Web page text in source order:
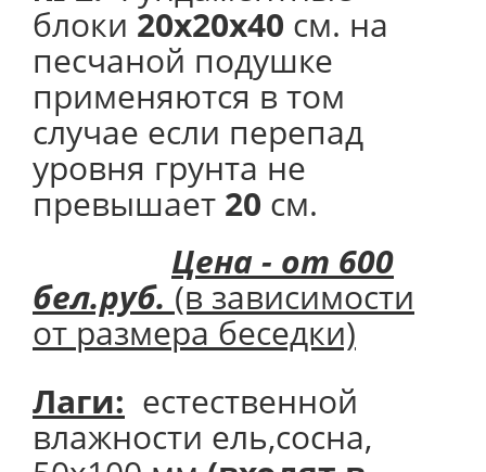
блоки 20х20х40 см. на
песчаной подушке
применяются в том
случае если перепад
уровня грунта не
превышает 20 см.
Цена - от 600
бел.руб. (в зависимости
от размера беседки)
Лаги: естественной
влажности ель,сосна,